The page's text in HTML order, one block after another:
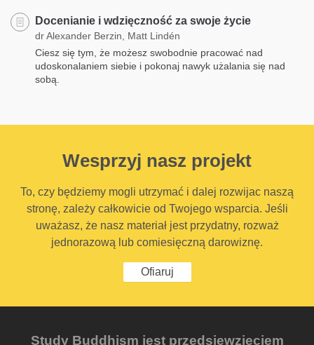
Docenianie i wdzięczność za swoje życie
dr Alexander Berzin, Matt Lindén
Ciesz się tym, że możesz swobodnie pracować nad
udoskonalaniem siebie i pokonaj nawyk użalania się nad
sobą.
Wesprzyj nasz projekt
To, czy będziemy mogli utrzymać i dalej rozwijac naszą
stronę, zależy całkowicie od Twojego wsparcia. Jeśli
uważasz, że nasz materiał jest przydatny, rozważ
jednorazową lub comiesięczną darowiznę.
Ofiaruj
Study Buddhism jest przedsięwzięciem